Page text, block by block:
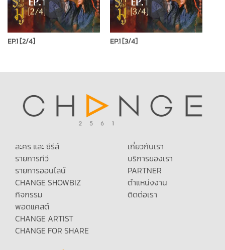
EP.1 [2/4] EP.1 [3/4]
ละคร และ ซีรีส์
รายการทีวี
รายการออนไลน์
CHANGE SHOWBIZ
กิจกรรม
พอดแคสต์
CHANGE ARTIST
CHANGE FOR SHARE
เกี่ยวกับเรา
บริการของเรา
PARTNER
ตำแหน่งงาน
ติดต่อเรา